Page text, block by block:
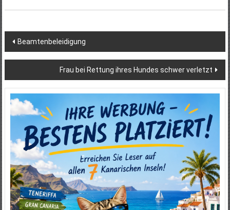
Beitragsnavigation
Beamtenbeleidigung
Frau bei Rettung ihres Hundes schwer verletzt